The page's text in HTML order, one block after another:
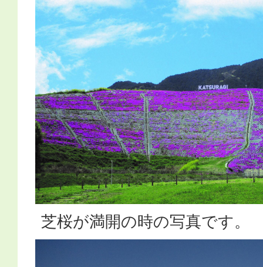
芝桜が満開の時の写真です。